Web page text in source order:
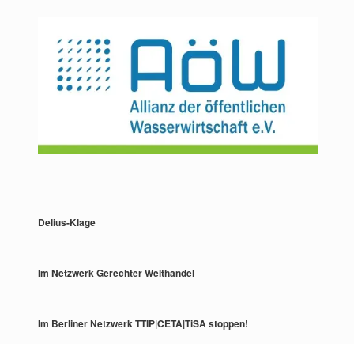
Delius-Klage
Im Netzwerk Gerechter Welthandel
Im Berliner Netzwerk TTIP|CETA|TiSA stoppen!